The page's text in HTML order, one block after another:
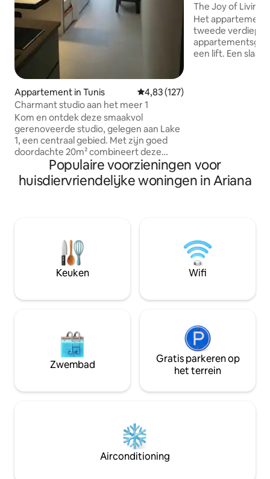
Appartement in Tunis Gemiddelde beoordeling van
4,83 (127)
Charmant studio aan het meer 1
Kom en ontdek deze smaakvol
gerenoveerde studio, gelegen aan Lake
1, een centraal gebied. Met zijn goed
doordachte 20m² combineert deze
gezellige ruimte comfort, moderniteit
en gemak. Perfect voor gasten die op
zoek zijn naar een aangenaam verblijf.
inloopdouche, comfortabel bed met
bureau en ingebouwd licht, balkon met
uitzicht op Lake Victoria street.
The Joy of Living
parking(Ennasr)
Het appartement
tweede
een lift. Een
voorzieningen.
een chique en
Populaire voorzieningen voor
huisdiervriendelijke woningen in Ariana
Keuken Wifi
Zwembad
Gratis parkeren op
het terrein
Airconditioning